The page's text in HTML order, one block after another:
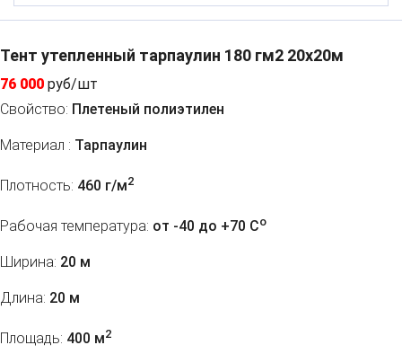
Тент утепленный тарпаулин 180 гм2 20х20м
76 000 руб/шт
Свойство: Плетеный полиэтилен
Материал : Тарпаулин
Плотность: 460 г/м2
Рабочая температура: от -40 до +70 Co
Ширина: 20 м
Длина: 20 м
Площадь: 400 м2